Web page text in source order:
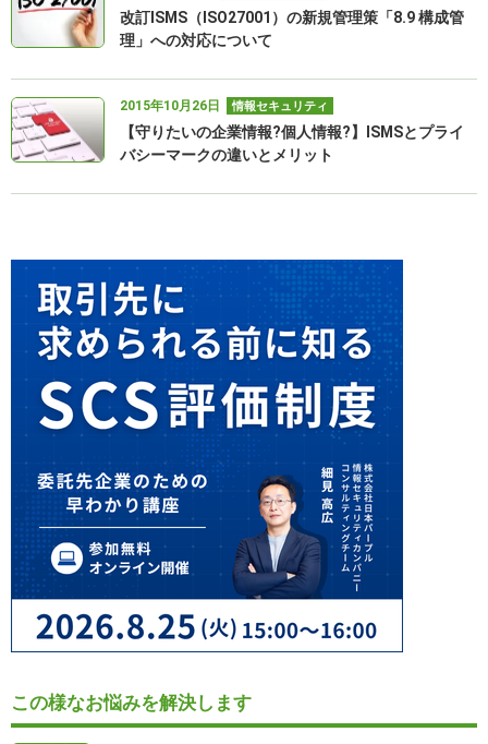
改訂ISMS（ISO27001）の新規管理策「8.9 構成管
理」への対応について
2015年10月26日 情報セキュリティ
【守りたいの企業情報?個人情報?】ISMSとプライ
バシーマークの違いとメリット
この様なお悩みを解決します